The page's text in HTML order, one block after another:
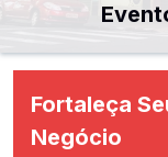
Fortaleça
Negócio